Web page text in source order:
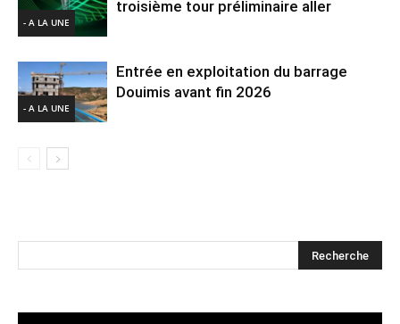
- A LA UNE
troisième tour préliminaire aller
- A LA UNE
Entrée en exploitation du barrage
Douimis avant fin 2026